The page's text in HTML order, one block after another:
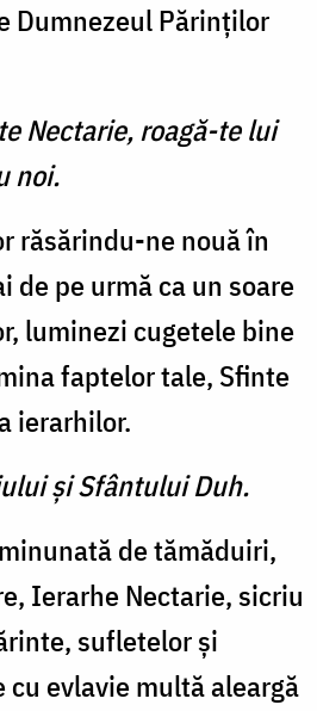
Dumnezeul Părinţilor
Nectarie, roagă-te lui
noi.
răsărindu-ne nouă în
de pe urmă ca un soare
luminezi cugetele bine
faptelor tale, Sfinte
ierarhilor.
şi Sfântului Duh.
de tămăduiri,
Ierarhe Nectarie, sicriu
sufletelor şi
evlavie multă aleargă